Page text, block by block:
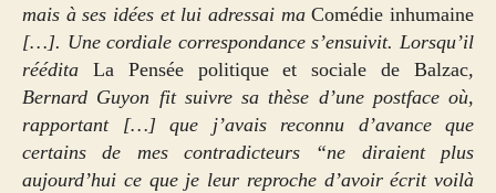
mais à ses idées et lui adressai maComédie inhumaine
[…]. Une cordiale correspondance s’ensuivit. Lorsqu’il
réédita La Pensée politique et sociale de Balzac,
Bernard Guyon fit suivre sa thèse d’une postface où,
rapportant […] que j’avais reconnu d’avance que
certains de mes contradicteurs “ne diraient plus
aujourd’hui ce que je leur reproche d’avoir écrit voilà